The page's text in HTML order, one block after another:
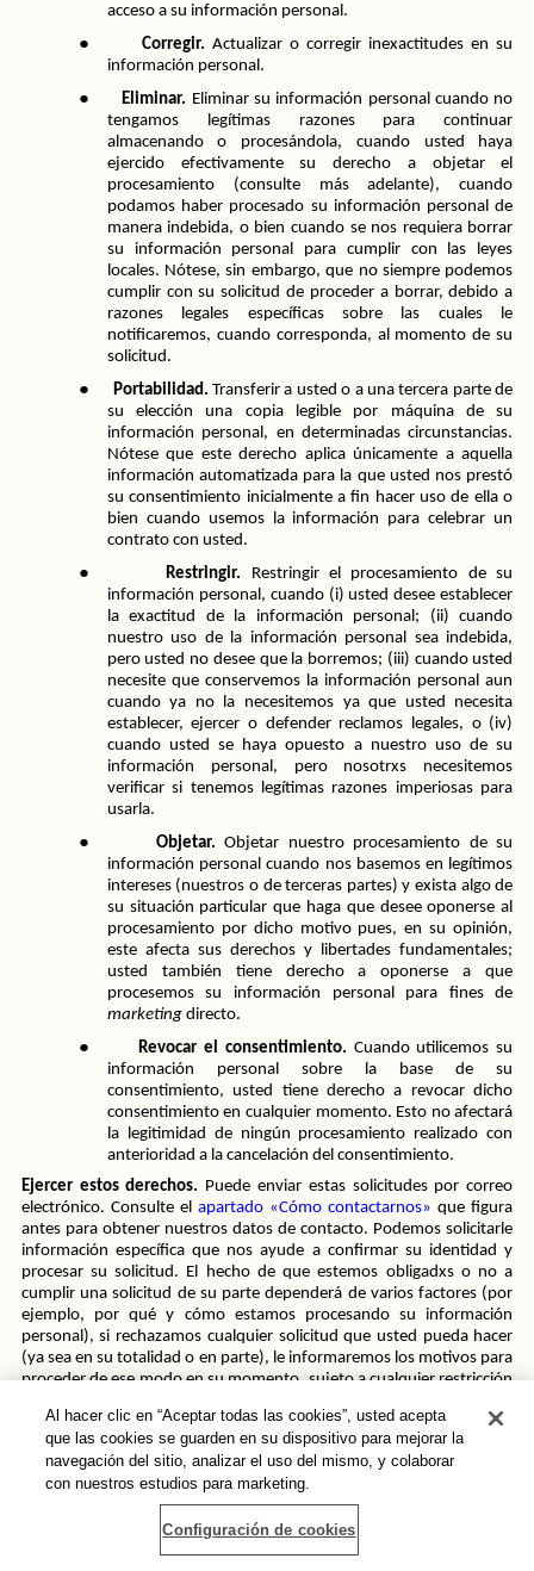
acceso a su información personal.
● Corregir. Actualizar o corregir inexactitudes en su
información personal.
● Eliminar. Eliminar su información personal cuando no
tengamos legítimas razones para continuar
almacenando o procesándola, cuando usted haya
ejercido efectivamente su derecho a objetar el
procesamiento (consulte más adelante), cuando
podamos haber procesado su información personal de
manera indebida, o bien cuando se nos requiera borrar
su información personal para cumplir con las leyes
locales. Nótese, sin embargo, que no siempre podemos
cumplir con su solicitud de proceder a borrar, debido a
razones legales específicas sobre las cuales le
notificaremos, cuando corresponda, al momento de su
solicitud.
● Portabilidad. Transferir a usted o a una tercera parte de
su elección una copia legible por máquina de su
información personal, en determinadas circunstancias.
Nótese que este derecho aplica únicamente a aquella
información automatizada para la que usted nos prestó
su consentimiento inicialmente a fin hacer uso de ella o
bien cuando usemos la información para celebrar un
contrato con usted.
● Restringir. Restringir el procesamiento de su
información personal, cuando (i) usted desee establecer
la exactitud de la información personal; (ii) cuando
nuestro uso de la información personal sea indebida,
pero usted no desee que la borremos; (iii) cuando usted
necesite que conservemos la información personal aun
cuando ya no la necesitemos ya que usted necesita
establecer, ejercer o defender reclamos legales, o (iv)
cuando usted se haya opuesto a nuestro uso de su
información personal, pero nosotrxs necesitemos
verificar si tenemos legítimas razones imperiosas para
usarla.
● Objetar. Objetar nuestro procesamiento de su
información personal cuando nos basemos en legítimos
intereses (nuestros o de terceras partes) y exista algo de
su situación particular que haga que desee oponerse al
procesamiento por dicho motivo pues, en su opinión,
este afecta sus derechos y libertades fundamentales;
usted también tiene derecho a oponerse a que
marketing directo.
● Revocar el consentimiento. Cuando utilicemos su
información personal sobre la base de su
consentimiento, usted tiene derecho a revocar dicho
consentimiento en cualquier momento. Esto no afectará
la legitimidad de ningún procesamiento realizado con
anterioridad a la cancelación del consentimiento.
Ejercer estos derechos. Puede enviar estas solicitudes por correo
electrónico. Consulte el apartado «Cómo contactarnos» que figura
antes para obtener nuestros datos de contacto. Podemos solicitarle
información específica que nos ayude a confirmar su identidad y
procesar su solicitud. El hecho de que estemos obligadxs o no a
cumplir una solicitud de su parte dependerá de varios factores (por
ejemplo, por qué y cómo estamos procesando su información
personal), si rechazamos cualquier solicitud que usted pueda hacer
(ya sea en su totalidad o en parte), le informaremos los motivos para
proceder de ese modo en su momento, sujeto a cualquier restricción
ejercer sus derechos; sin embargo, podemos cobrar una tasa
razonable si su solicitud carece a todas luces de fundamentos, es
repetitiva o excesiva. Intentamos responder a todas las solicitudes
legítimas en el plazo de un mes. Puede tomarnos más de un mes si
su solicitud es particularmente compleja o si usted ha hecho varias
solicitudes; en dicho caso, le notificaremos y le mantendremos al
Al hacer clic en “Aceptar todas las cookies”, usted acepta
que las cookies se guarden en su dispositivo para mejorar la
navegación del sitio, analizar el uso del mismo, y colaborar
con nuestros estudios para marketing.
Configuración de cookies